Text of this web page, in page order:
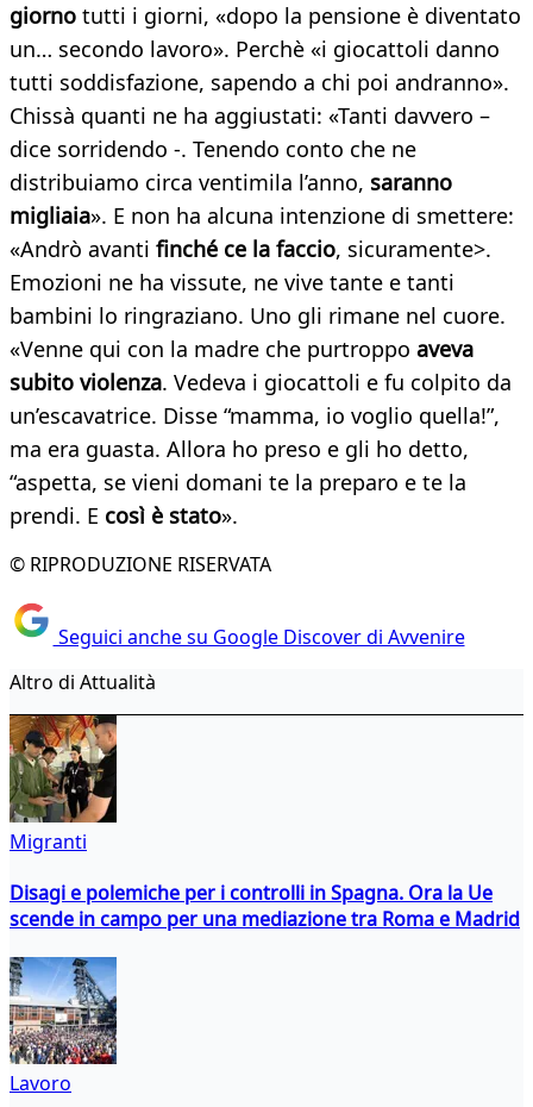
giorno tutti i giorni, «dopo la pensione è diventato
un… secondo lavoro». Perchè «i giocattoli danno
tutti soddisfazione, sapendo a chi poi andranno».
Chissà quanti ne ha aggiustati: «Tanti davvero –
dice sorridendo -. Tenendo conto che ne
distribuiamo circa ventimila l’anno, saranno
migliaia». E non ha alcuna intenzione di smettere:
«Andrò avanti finché ce la faccio, sicuramente>.
Emozioni ne ha vissute, ne vive tante e tanti
bambini lo ringraziano. Uno gli rimane nel cuore.
«Venne qui con la madre che purtroppo aveva
subito violenza. Vedeva i giocattoli e fu colpito da
un’escavatrice. Disse “mamma, io voglio quella!”,
ma era guasta. Allora ho preso e gli ho detto,
“aspetta, se vieni domani te la preparo e te la
prendi. E così è stato».
© RIPRODUZIONE RISERVATA
Seguici anche su Google Discover di Avvenire
Altro di Attualità
Migranti
Disagi e polemiche per i controlli in Spagna. Ora la Ue
scende in campo per una mediazione tra Roma e Madrid
Lavoro